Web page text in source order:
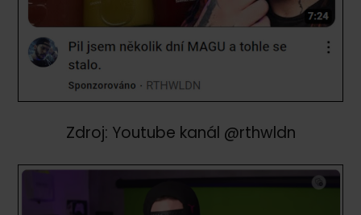
Zdroj: Youtube kanál @rthwldn